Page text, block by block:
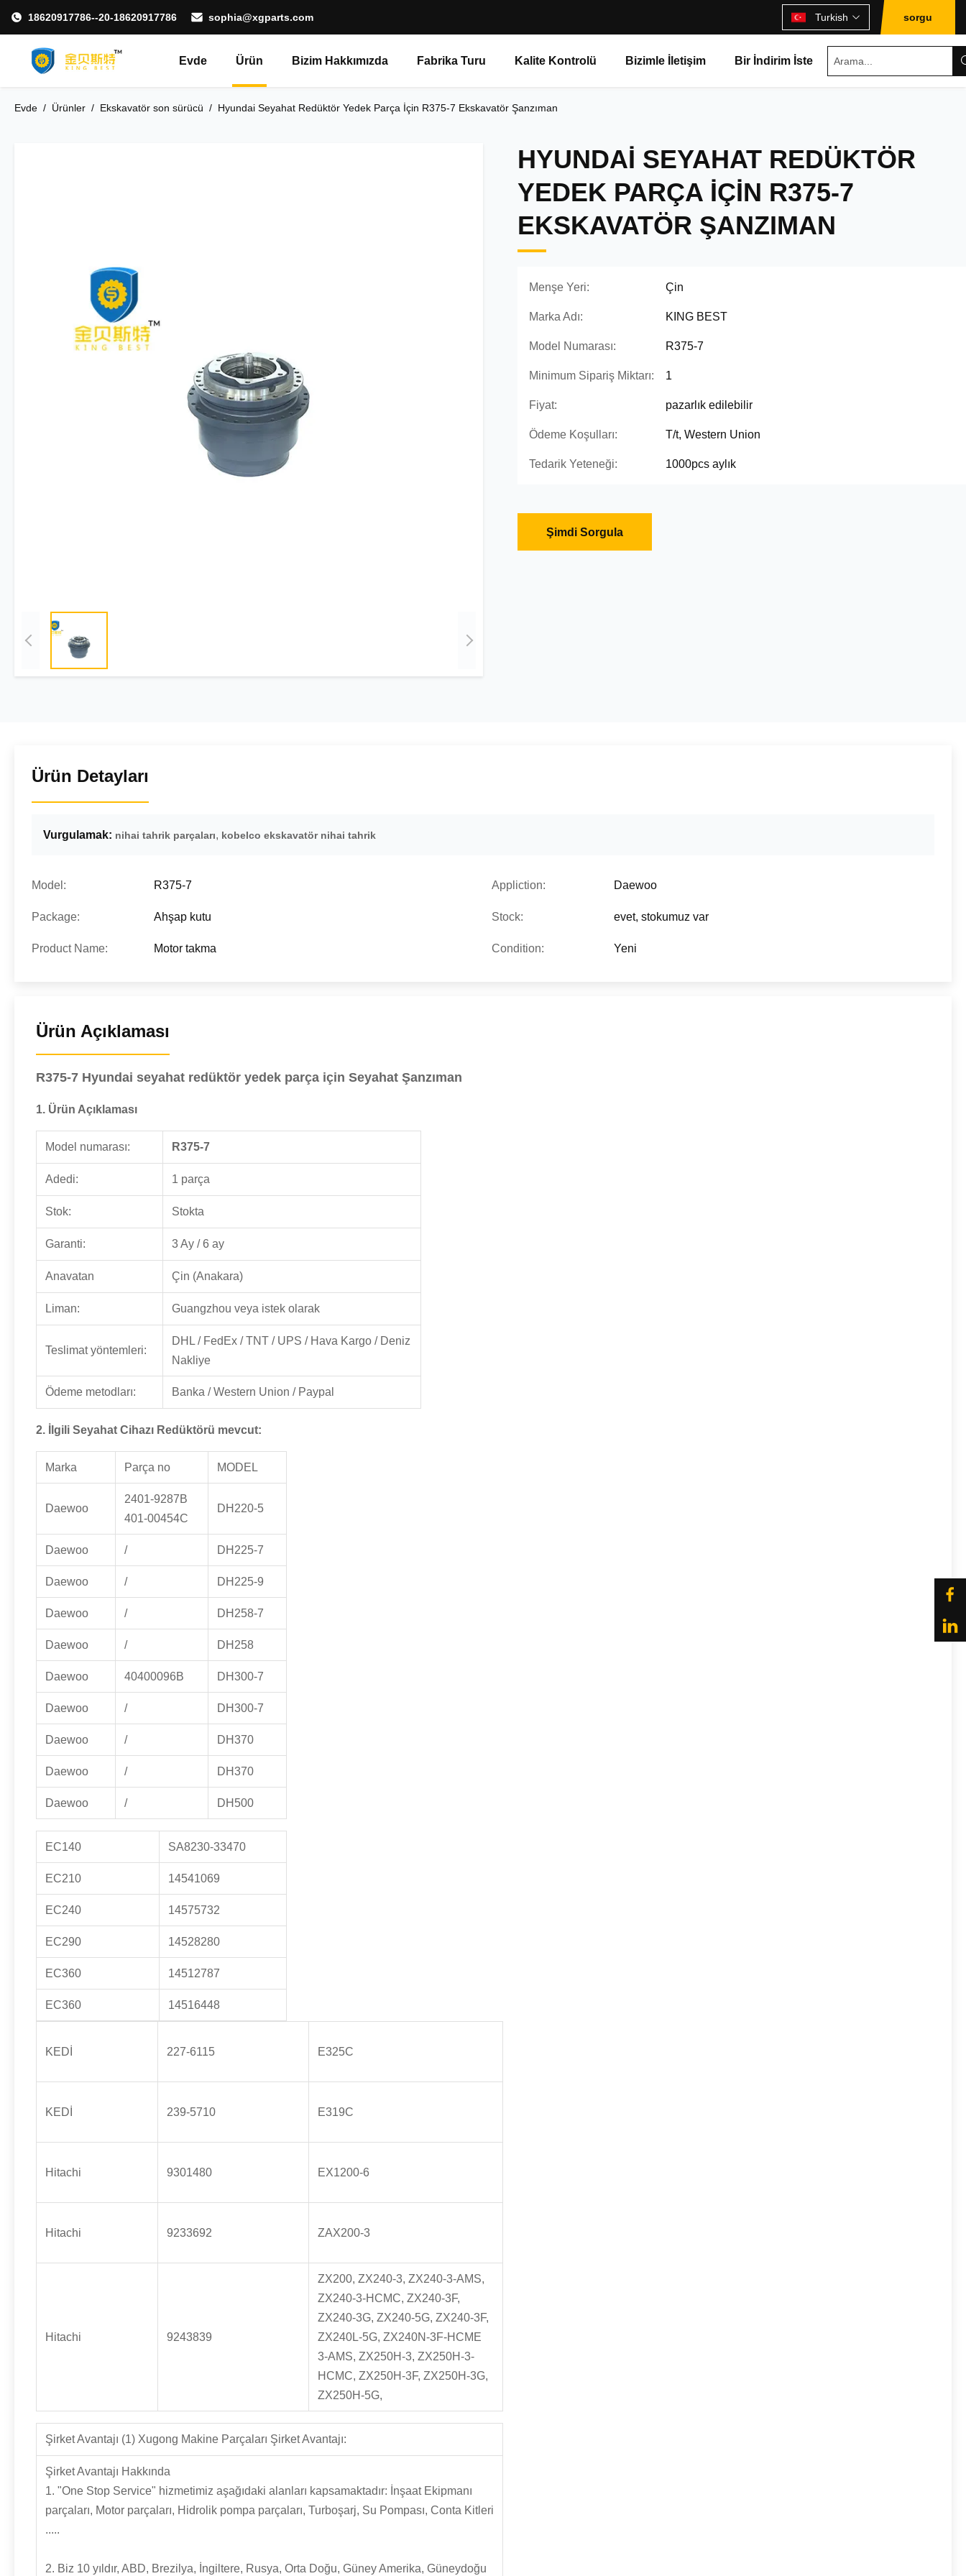
18620917786--20-18620917786 sophia@xgparts.com Turkish sorgu
Evde Ürün Bizim Hakkımızda Fabrika Turu Kalite Kontrolü Bizimle İletişim Bir İndirim İste
Evde / Ürünler / Ekskavatör son sürücü / Hyundai Seyahat Redüktör Yedek Parça İçin R375-7 Ekskavatör Şanzıman
HYUNDAI SEYAHAT REDÜKTÖR
YEDEK PARÇA İÇIN R375-7
EKSKAVATÖR ŞANZIMAN
Menşe Yeri: Çin
Marka Adı: KING BEST
Model Numarası: R375-7
Minimum Sipariş Miktarı: 1
Fiyat: pazarlık edilebilir
Ödeme Koşulları: T/t, Western Union
Tedarik Yeteneği: 1000pcs aylık
Şimdi Sorgula
Ürün Detayları
Vurgulamak: nihai tahrik parçaları, kobelco ekskavatör nihai tahrik
Model: R375-7 Appliction: Daewoo
Package: Ahşap kutu Stock: evet, stokumuz var
Product Name: Motor takma Condition: Yeni
Ürün Açıklaması
R375-7 Hyundai seyahat redüktör yedek parça için Seyahat Şanzıman
1. Ürün Açıklaması
Model numarası: R375-7
Adedi: 1 parça
Stok: Stokta
Garanti: 3 Ay / 6 ay
Anavatan Çin (Anakara)
Liman: Guangzhou veya istek olarak
Teslimat yöntemleri:
DHL / FedEx / TNT / UPS / Hava Kargo / Deniz
Nakliye
Ödeme metodları: Banka / Western Union / Paypal
2. İlgili Seyahat Cihazı Redüktörü mevcut:
Marka Parça no MODEL
Daewoo
2401-9287B
401-00454C
DH220-5
Daewoo / DH225-7
Daewoo / DH225-9
Daewoo / DH258-7
Daewoo / DH258
Daewoo 40400096B DH300-7
Daewoo / DH300-7
Daewoo / DH370
Daewoo / DH370
Daewoo / DH500
EC140 SA8230-33470
EC210 14541069
EC240 14575732
EC290 14528280
EC360 14512787
EC360 14516448
KEDİ 227-6115 E325C
KEDİ 239-5710 E319C
Hitachi 9301480 EX1200-6
Hitachi 9233692 ZAX200-3
Hitachi 9243839
ZX200, ZX240-3, ZX240-3-AMS,
ZX240-3-HCMC, ZX240-3F,
ZX240-3G, ZX240-5G, ZX240-3F,
ZX240L-5G, ZX240N-3F-HCME
3-AMS, ZX250H-3, ZX250H-3-
HCMC, ZX250H-3F, ZX250H-3G,
ZX250H-5G,
Şirket Avantajı (1) Xugong Makine Parçaları Şirket Avantajı:
Şirket Avantajı Hakkında
1. "One Stop Service" hizmetimiz aşağıdaki alanları kapsamaktadır: İnşaat Ekipmanı
parçaları, Motor parçaları, Hidrolik pompa parçaları, Turboşarj, Su Pompası, Conta Kitleri
.....
2. Biz 10 yıldır, ABD, Brezilya, İngiltere, Rusya, Orta Doğu, Güney Amerika, Güneydoğu